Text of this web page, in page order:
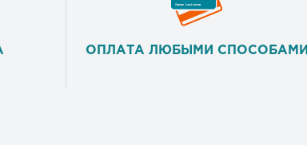
ОПЛАТА ЛЮБЫМИ СПОСОБАМИ